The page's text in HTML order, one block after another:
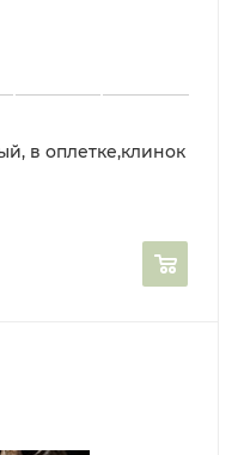
в оплетке,клинок